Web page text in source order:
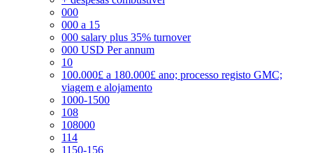
000
000 a 15
000 salary plus 35% turnover
000 USD Per annum
10
100.000£ a 180.000£ ano; processo registo GMC;
viagem e alojamento
1000-1500
108
108000
114
1150-156